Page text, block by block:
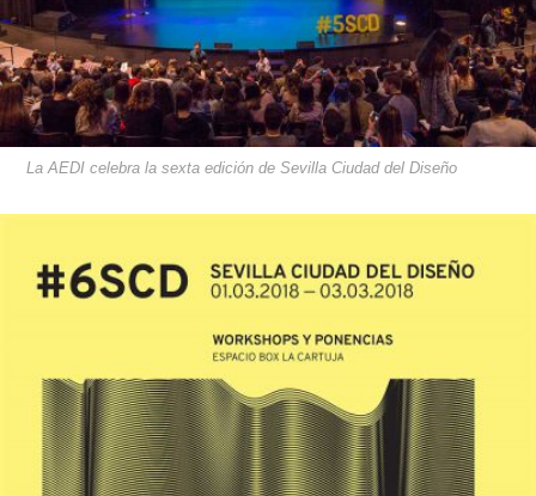
La AEDI celebra la sexta edición de Sevilla Ciudad del Diseño